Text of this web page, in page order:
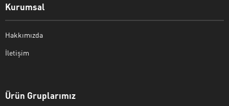
Kurumsal
Hakkımızda
İletişim
Ürün Gruplarımız